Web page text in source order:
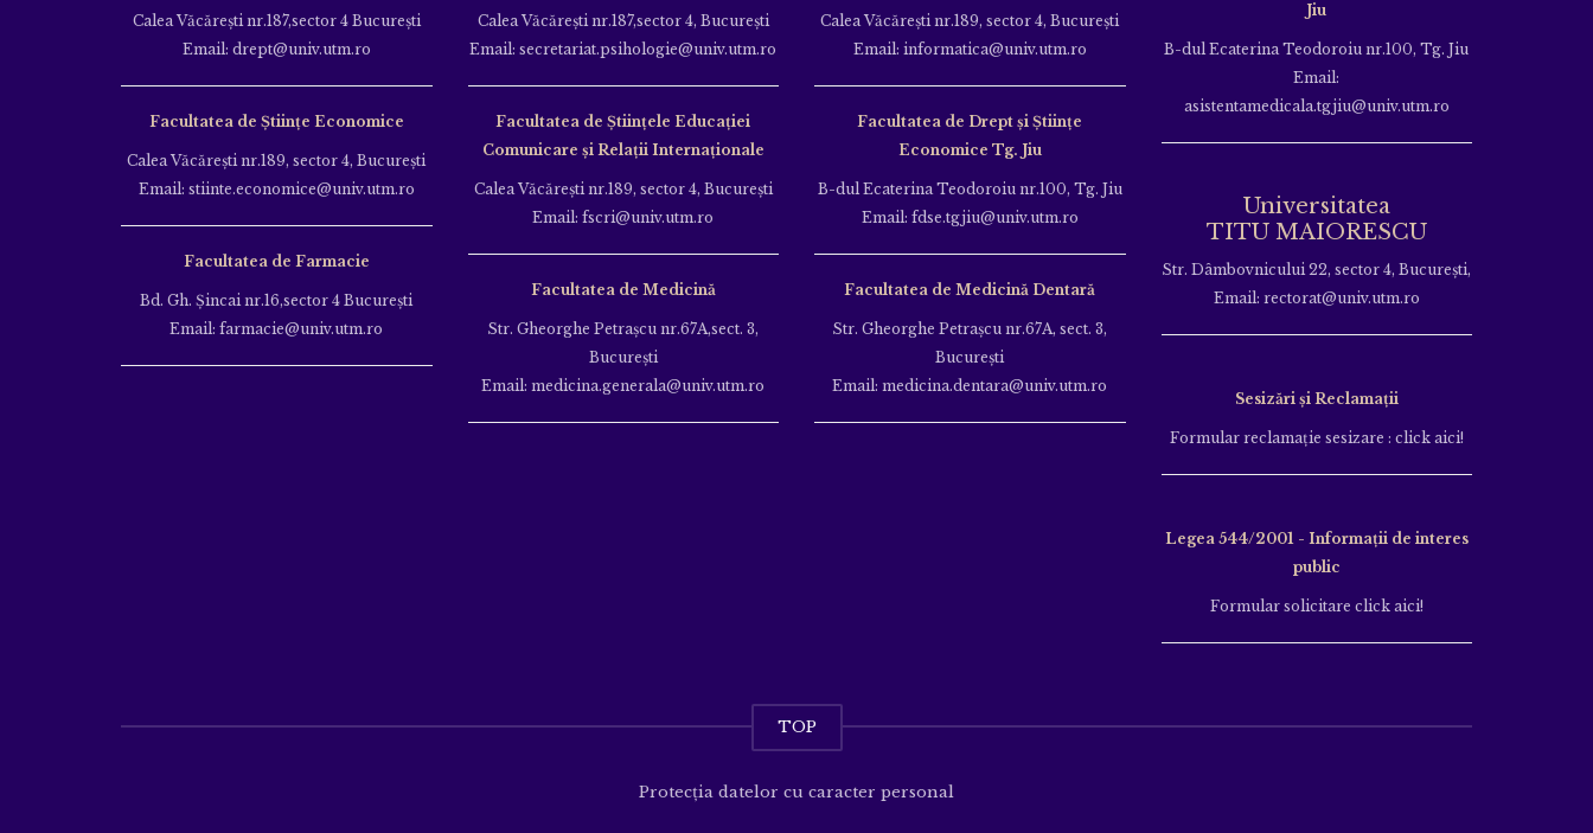
Calea Văcăreşti nr.187,sector 4 Bucureşti
Email: drept@univ.utm.ro
Facultatea de Științe Economice
Calea Văcăreşti nr.189, sector 4, Bucureşti
Email: stiinte.economice@univ.utm.ro
Facultatea de Farmacie
Bd. Gh. Şincai nr.16,sector 4 Bucureşti
Email: farmacie@univ.utm.ro
Calea Văcăreşti nr.187,sector 4, Bucureşti
Email: secretariat.psihologie@univ.utm.ro
Facultatea de Ştiinţele Educației
Comunicare și Relații Internaționale
Calea Văcăreşti nr.189, sector 4, Bucureşti
Email: fscri@univ.utm.ro
Facultatea de Medicină
Str. Gheorghe Petraşcu nr.67A,sect. 3,
Bucureşti
Email: medicina.generala@univ.utm.ro
Calea Văcăreşti nr.189, sector 4, Bucureşti
Email: informatica@univ.utm.ro
Facultatea de Drept și Științe
Economice Tg. Jiu
B-dul Ecaterina Teodoroiu nr.100, Tg. Jiu
Email: fdse.tgjiu@univ.utm.ro
Facultatea de Medicină Dentară
Str. Gheorghe Petraşcu nr.67A, sect. 3,
Bucureşti
Email: medicina.dentara@univ.utm.ro
Jiu
B-dul Ecaterina Teodoroiu nr.100, Tg. Jiu
Email:
asistentamedicala.tgjiu@univ.utm.ro
Universitatea
TITU MAIORESCU
Str. Dâmbovnicului 22, sector 4, București,
Email: rectorat@univ.utm.ro
Sesizări și Reclamații
Formular reclamație sesizare : click aici!
Legea 544/2001 - Informații de interes
public
Formular solicitare click aici!
TOP
Protecția datelor cu caracter personal